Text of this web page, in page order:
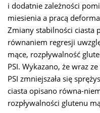
i dodatnie zależności
miesienia a pracą
Zmiany stabilności ciasta
równaniem regresji
mące, rozpływalność
PSI. Wykazano, że wraz
PSI zmniejszała się
ciasta opisano równa-
rozpływalności glutenu